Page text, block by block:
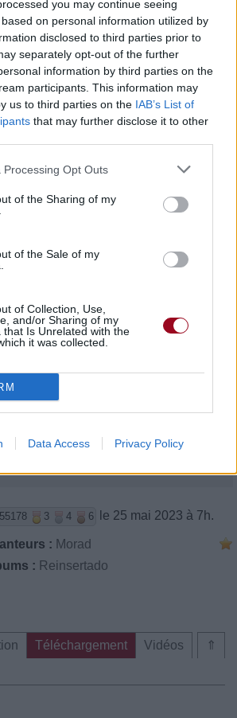
you may continue seeing
on personal information utilized by
disclosed to third parties prior to
separately opt-out of the further
information by third parties on the
participants. This information may
us to third parties on the IAB’s List of
that may further disclose it to other
Processing Opt Outs
of the Sharing of my
of the Sale of my
of Collection, Use,
and/or Sharing of my
that Is Unrelated with the
it was collected.
Data Access Privacy Policy
n'importe jamais, si tu as été
baskets peut ouvrir trois affaires
survêtement, on te prend pour un
me rendre en cas de problèmes
partir en cas de problèmes
moi-même jusqu'à ma mort
du mal, je ne me plains pas du mal
55178 3 4 6 le 25 mai 2023 à 7h.
: Morad
: Reinsertado
⇑
Téléchargement
Vidéos